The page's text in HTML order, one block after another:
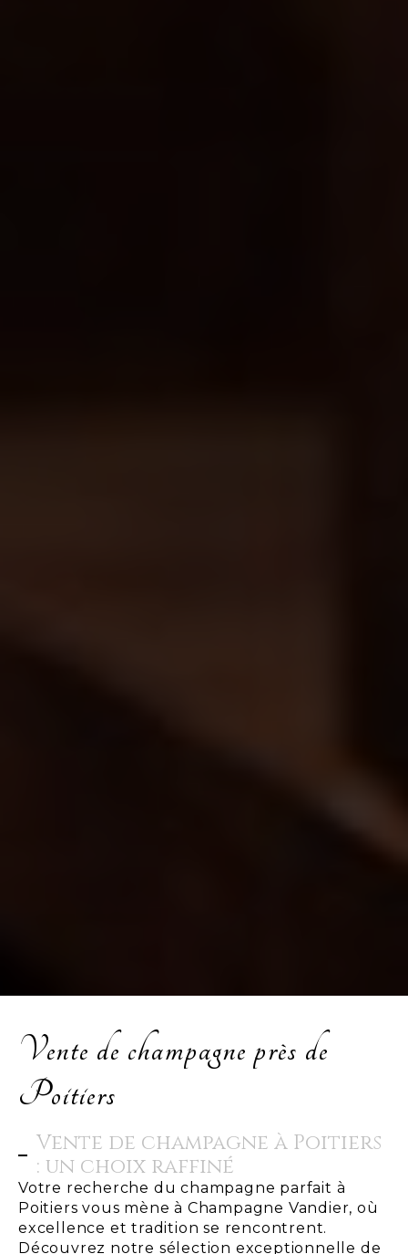
Vente de champagne près de
Poitiers
Vente de champagne à Poitiers
: un choix raffiné
Votre recherche du champagne parfait à
Poitiers vous mène à Champagne Vandier, où
excellence et tradition se rencontrent.
Découvrez notre sélection exceptionnelle de